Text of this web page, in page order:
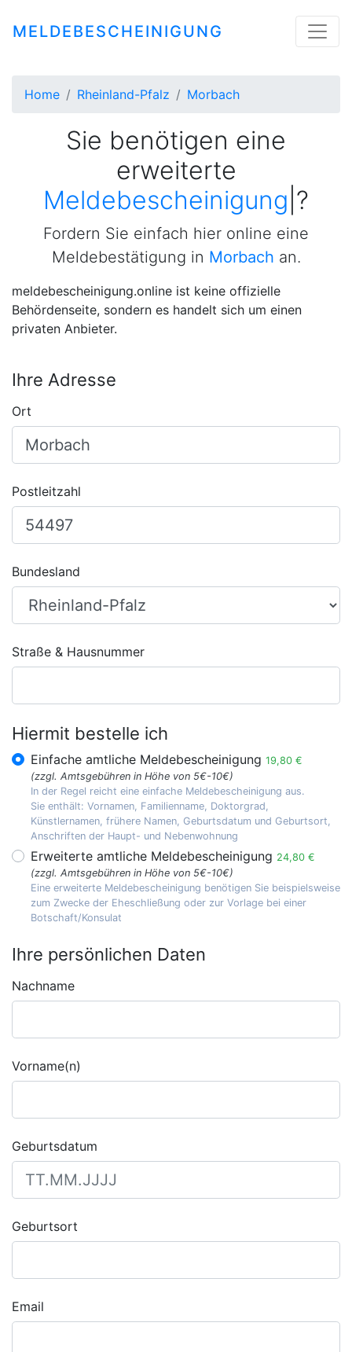
MELDEBESCHEINIGUNG
Home Rheinland-Pfalz Morbach
Sie benötigen eine
erweiterte
Meldebescheinigung ?
Fordern Sie einfach hier online eine
Meldebestätigung in Morbach an.
meldebescheinigung.online ist keine offizielle
Behördenseite, sondern es handelt sich um einen
privaten Anbieter.
Ihre Adresse
Ort
Postleitzahl
Bundesland
Straße & Hausnummer
Hiermit bestelle ich
Einfache amtliche Meldebescheinigung 19,80 €
(zzgl. Amtsgebühren in Höhe von 5€-10€)
In der Regel reicht eine einfache Meldebescheinigung aus.
Sie enthält: Vornamen, Familienname, Doktorgrad,
Künstlernamen, frühere Namen, Geburtsdatum und Geburtsort,
Anschriften der Haupt- und Nebenwohnung
Erweiterte amtliche Meldebescheinigung 24,80 €
(zzgl. Amtsgebühren in Höhe von 5€-10€)
Eine erweiterte Meldebescheinigung benötigen Sie beispielsweise
zum Zwecke der Eheschließung oder zur Vorlage bei einer
Botschaft/Konsulat
Ihre persönlichen Daten
Nachname
Vorname(n)
Geburtsdatum
Geburtsort
Email